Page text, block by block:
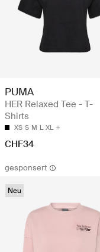
PUMA
HER Relaxed Tee - T-
Shirts
XS S M L XL
CHF34
gesponsert
Neu